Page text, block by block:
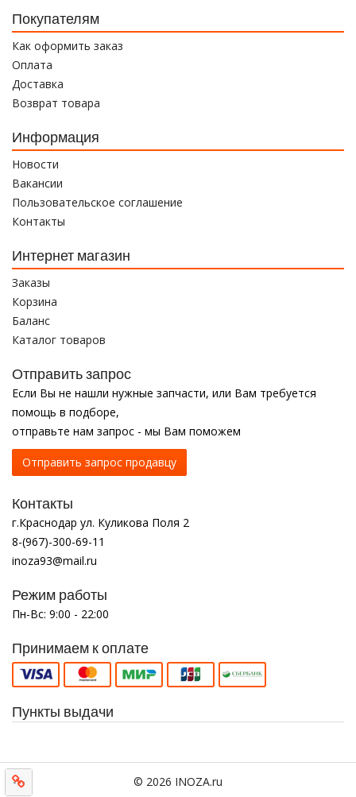
Покупателям
Как оформить заказ
Оплата
Доставка
Возврат товара
Информация
Новости
Вакансии
Пользовательское соглашение
Контакты
Интернет магазин
Заказы
Корзина
Баланс
Каталог товаров
Отправить запрос
Если Вы не нашли нужные запчасти, или Вам требуется
помощь в подборе,
отправьте нам запрос - мы Вам поможем
Отправить запрос продавцу
Контакты
г.Краснодар ул. Куликова Поля 2
8-(967)-300-69-11
inoza93@mail.ru
Режим работы
Пн-Вс: 9:00 - 22:00
Принимаем к оплате
Пункты выдачи
© 2026 INOZA.ru